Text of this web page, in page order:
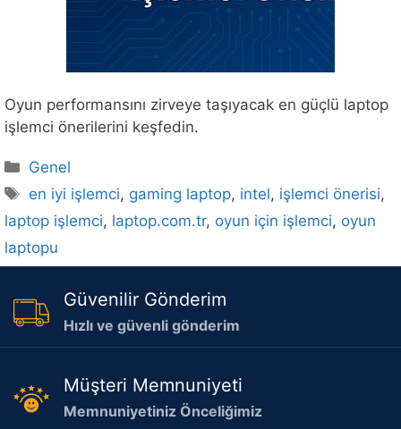
Oyun performansını zirveye taşıyacak en güçlü laptop
işlemci önerilerini keşfedin.
Kategoriler
Genel
Etiketler
en iyi işlemci, gaming laptop, intel, işlemci önerisi,
laptop işlemci, laptop.com.tr, oyun için işlemci, oyun
laptopu
Güvenilir Gönderim
Hızlı ve güvenli gönderim
Müşteri Memnuniyeti
Memnuniyetiniz Önceliğimiz